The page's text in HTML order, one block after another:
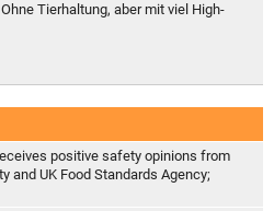
Tierhaltung, aber mit viel High-
positive safety opinions from
and UK Food Standards Agency;